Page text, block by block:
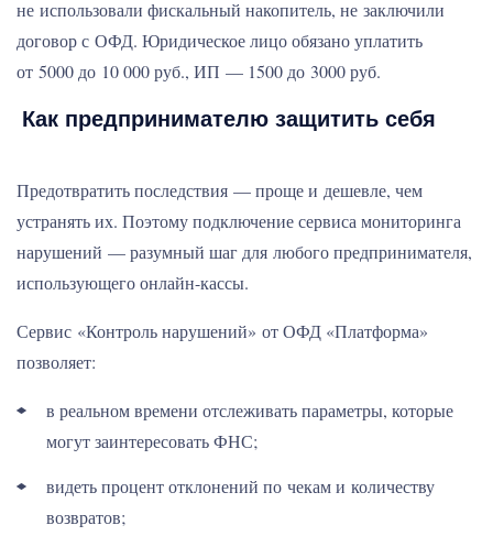
не использовали фискальный накопитель, не заключили
договор с ОФД. Юридическое лицо обязано уплатить
от 5000 до 10 000 руб., ИП — 1500 до 3000 руб.
Как предпринимателю защитить себя
Предотвратить последствия — проще и дешевле, чем
устранять их. Поэтому подключение сервиса мониторинга
нарушений — разумный шаг для любого предпринимателя,
использующего онлайн-кассы.
Сервис «Контроль нарушений» от ОФД «Платформа»
позволяет:
в реальном времени отслеживать параметры, которые
могут заинтересовать ФНС;
видеть процент отклонений по чекам и количеству
возвратов;